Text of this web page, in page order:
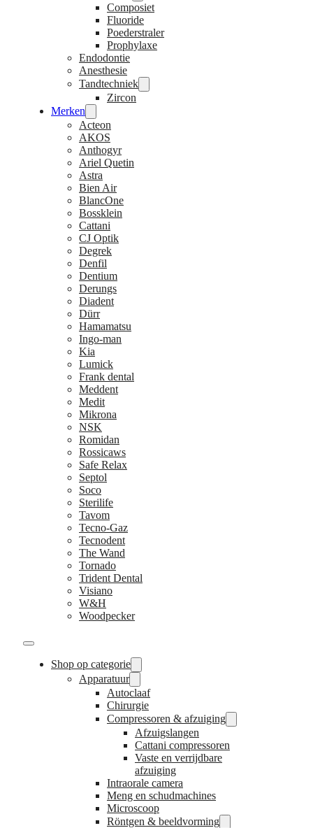
Composiet
Fluoride
Poederstraler
Prophylaxe
Endodontie
Anesthesie
Tandtechniek
Zircon
Merken
Acteon
AKOS
Anthogyr
Ariel Quetin
Astra
Bien Air
BlancOne
Bossklein
Cattani
CJ Optik
Degrek
Denfil
Dentium
Derungs
Diadent
Dürr
Hamamatsu
Ingo-man
Kia
Lumick
Frank dental
Meddent
Medit
Mikrona
NSK
Romidan
Rossicaws
Safe Relax
Septol
Soco
Sterilife
Tavom
Tecno-Gaz
Tecnodent
The Wand
Tornado
Trident Dental
Visiano
W&H
Woodpecker
Shop op categorie
Apparatuur
Autoclaaf
Chirurgie
Compressoren & afzuiging
Afzuigslangen
Cattani compressoren
Vaste en verrijdbare
afzuiging
Intraorale camera
Meng en schudmachines
Microscoop
Röntgen & beeldvorming